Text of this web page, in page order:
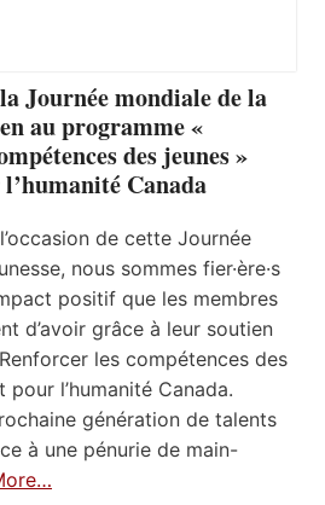
Journée mondiale de la
au programme «
des jeunes »
Canada
de cette Journée
nous sommes fier·ère·s
positif que les membres
d’avoir grâce à leur soutien
les compétences des
pour l’humanité Canada.
génération de talents
à une pénurie de main-